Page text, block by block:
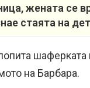
жената се
стаята на
шаферката
на Барбара.